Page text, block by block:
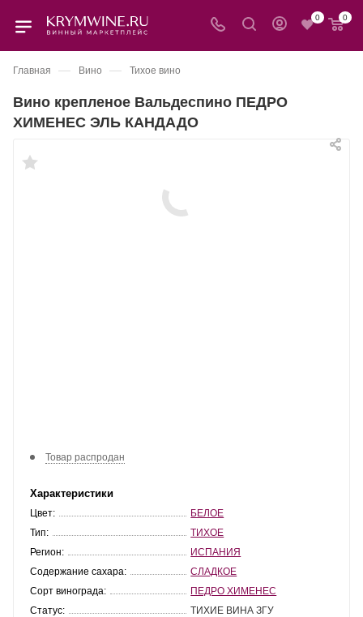
0 0
Главная — Вино — Тихое вино
Вино крепленое Вальдеспино ПЕДРО
ХИМЕНЕС ЭЛЬ КАНДАДО
Товар распродан
Характеристики
Цвет:
БЕЛОЕ
Тип:
ТИХОЕ
Регион:
ИСПАНИЯ
Содержание сахара:
СЛАДКОЕ
Сорт винограда:
ПЕДРО ХИМЕНЕС
Статус:
ТИХИЕ ВИНА ЗГУ